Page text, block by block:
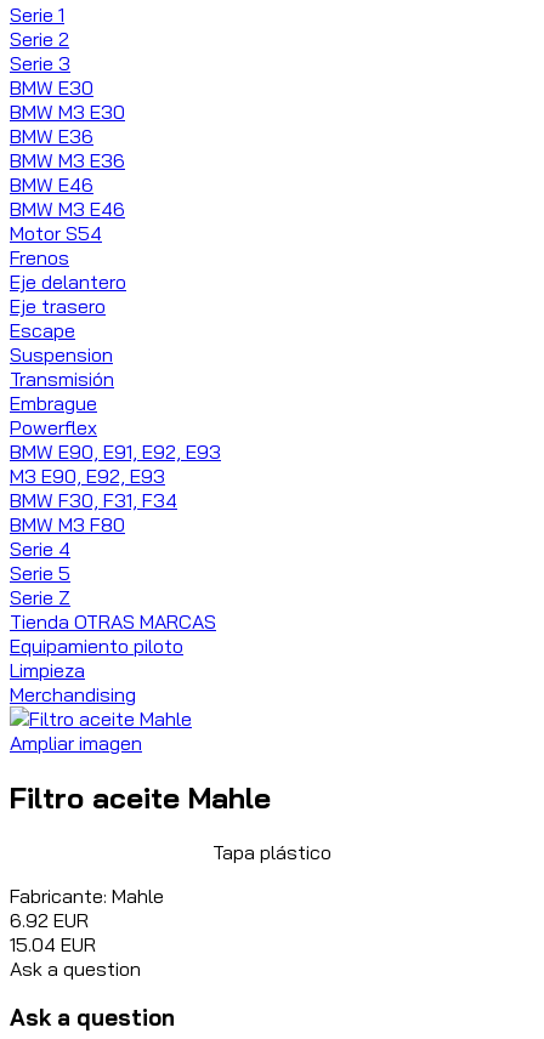
Serie 1
Serie 2
Serie 3
BMW E30
BMW M3 E30
BMW E36
BMW M3 E36
BMW E46
BMW M3 E46
Motor S54
Frenos
Eje delantero
Eje trasero
Escape
Suspension
Transmisión
Embrague
Powerflex
BMW E90, E91, E92, E93
M3 E90, E92, E93
BMW F30, F31, F34
BMW M3 F80
Serie 4
Serie 5
Serie Z
Tienda OTRAS MARCAS
Equipamiento piloto
Limpieza
Merchandising
Ampliar imagen
Filtro aceite Mahle
Tapa plástico
Fabricante: Mahle
6.92 EUR
15.04 EUR
Ask a question
Ask a question